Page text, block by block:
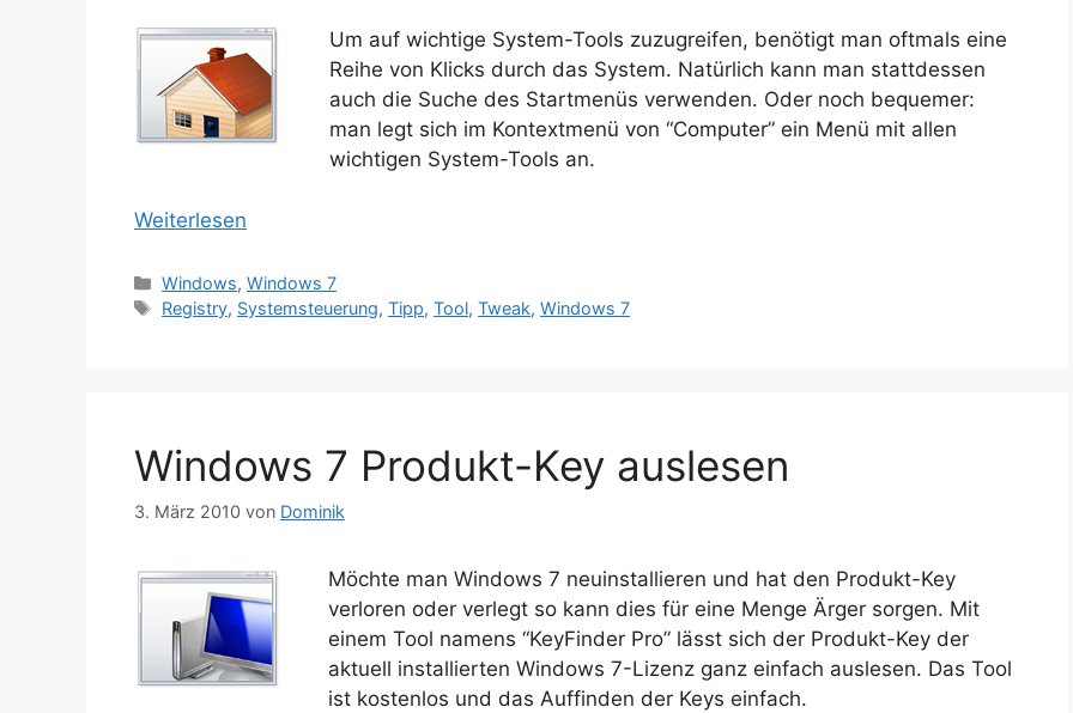
Um auf wichtige System-Tools zuzugreifen, benötigt man oftmals eine
Reihe von Klicks durch das System. Natürlich kann man stattdessen
auch die Suche des Startmenüs verwenden. Oder noch bequemer:
man legt sich im Kontextmenü von “Computer” ein Menü mit allen
wichtigen System-Tools an.
Weiterlesen
Kategorien
Windows,Windows 7
Schlagwörter
Registry, Systemsteuerung,Tipp,Tool,Tweak,Windows 7
Windows 7 Produkt-Key auslesen
3. März 2010 von Dominik
Möchte man Windows 7 neuinstallieren und hat den Produkt-Key
verloren oder verlegt so kann dies für eine Menge Ärger sorgen. Mit
einem Tool namens “KeyFinder Pro” lässt sich der Produkt-Key der
aktuell installierten Windows 7-Lizenz ganz einfach auslesen. Das Tool
ist kostenlos und das Auffinden der Keys einfach.